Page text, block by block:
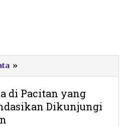
»
Tempat
di
Pacitan
di Pacitan yang
Dikunjungi